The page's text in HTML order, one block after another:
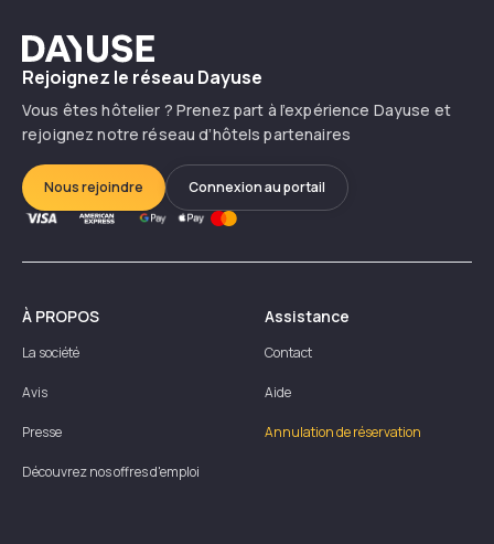
Dayuse
Rejoignez le réseau Dayuse
Vous êtes hôtelier ? Prenez part à l’expérience Dayuse et
rejoignez notre réseau d’hôtels partenaires
Nous rejoindre Connexion au portail
À PROPOS
La société
Avis
Presse
Découvrez nos offres d'emploi
Assistance
Contact
Aide
Annulation de réservation